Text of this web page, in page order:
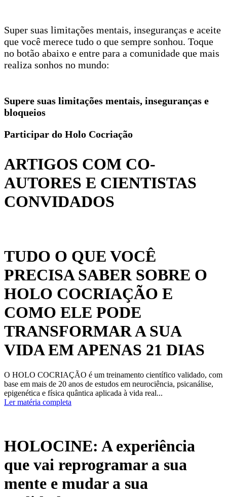
Super suas limitações mentais, inseguranças e aceite
que você merece tudo o que sempre sonhou. Toque
no botão abaixo e entre para a comunidade que mais
realiza sonhos no mundo:
Supere suas limitações mentais, inseguranças e
bloqueios
Participar do Holo Cocriação
ARTIGOS COM CO-
AUTORES E CIENTISTAS
CONVIDADOS
TUDO O QUE VOCÊ
PRECISA SABER SOBRE O
HOLO COCRIAÇÃO E
COMO ELE PODE
TRANSFORMAR A SUA
VIDA EM APENAS 21 DIAS
O HOLO COCRIAÇÃO é um treinamento científico validado, com
base em mais de 20 anos de estudos em neurociência, psicanálise,
epigenética e física quântica aplicada à vida real...
Ler matéria completa
HOLOCINE: A experiência
que vai reprogramar a sua
mente e mudar a sua